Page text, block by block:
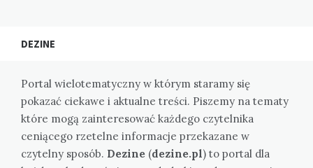
DEZINE
Portal wielotematyczny w którym staramy się
pokazać ciekawe i aktualne treści. Piszemy na tematy
które mogą zainteresować każdego czytelnika
ceniącego rzetelne informacje przekazane w
czytelny sposób. Dezine (dezine.pl) to portal dla